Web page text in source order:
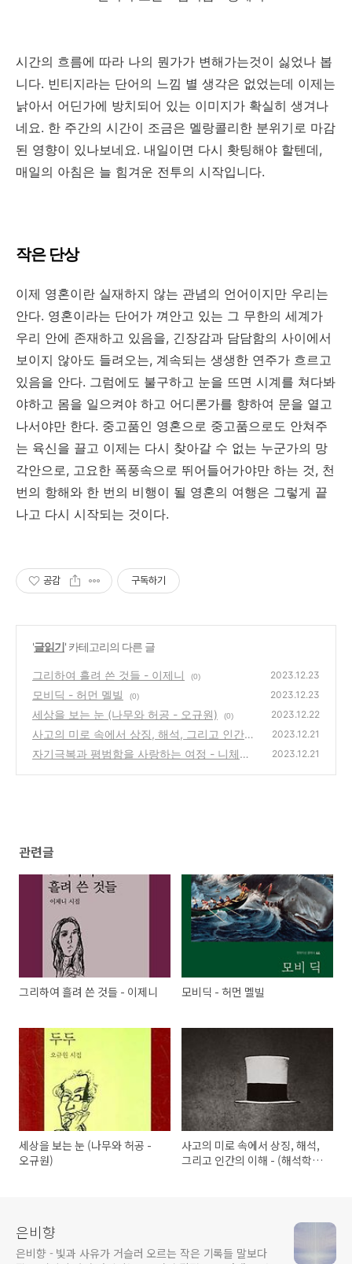
시간의 흐름에 따라 나의 뭔가가 변해가는것이 싫었나 봅
니다. 빈티지라는 단어의 느낌 별 생각은 없었는데 이제는
낡아서 어딘가에 방치되어 있는 이미지가 확실히 생겨나
네요. 한 주간의 시간이 조금은 멜랑콜리한 분위기로 마감
된 영향이 있나보네요. 내일이면 다시 홧팅해야 할텐데,
매일의 아침은 늘 힘겨운 전투의 시작입니다.
작은 단상
이제 영혼이란 실재하지 않는 관념의 언어이지만 우리는
안다. 영혼이라는 단어가 껴안고 있는 그 무한의 세계가
우리 안에 존재하고 있음을, 긴장감과 담담함의 사이에서
보이지 않아도 들려오는, 계속되는 생생한 연주가 흐르고
있음을 안다. 그럼에도 불구하고 눈을 뜨면 시계를 쳐다봐
야하고 몸을 일으켜야 하고 어디론가를 향하여 문을 열고
나서야만 한다. 중고품인 영혼으로 중고품으로도 안쳐주
는 육신을 끌고 이제는 다시 찾아갈 수 없는 누군가의 망
각안으로, 고요한 폭풍속으로 뛰어들어가야만 하는 것, 천
번의 항해와 한 번의 비행이 될 영혼의 여행은 그렇게 끝
나고 다시 시작되는 것이다.
공감 구독하기
'글읽기' 카테고리의 다른 글
그리하여 흘려 쓴 것들 - 이제니 (0) 2023.12.23
모비딕 - 허먼 멜빌 (0) 2023.12.23
세상을 보는 눈 (나무와 허공 - 오규원) (0) 2023.12.22
사고의 미로 속에서 상징, 해석, 그리고 인간의
이해 - (해석학,기호학,프루스트와 문학)
(0)
2023.12.21
자기극복과 평범함을 사랑하는 여정 - 니체와
2023.12.21
관련글
그리하여 흘려 쓴 것들 - 이제니 모비딕 - 허먼 멜빌
세상을 보는 눈 (나무와 허공 -
오규원)
사고의 미로 속에서 상징, 해석,
그리고 인간의 이해 - (해석학,기
은비향
은비향 - 빛과 사유가 거슬러 오르는 작은 기록들 말보다